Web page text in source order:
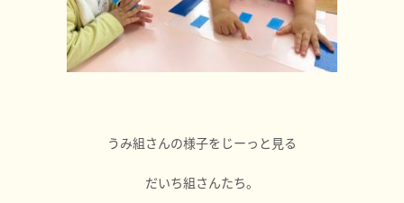
うみ組さんの様子をじーっと見る
だいち組さんたち。